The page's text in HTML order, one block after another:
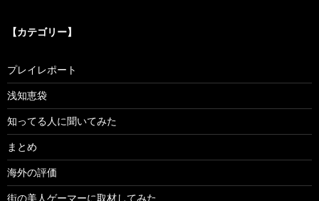
【カテゴリー】
プレイレポート
浅知恵袋
知ってる人に聞いてみた
まとめ
海外の評価
街の美人ゲーマーに取材してみた